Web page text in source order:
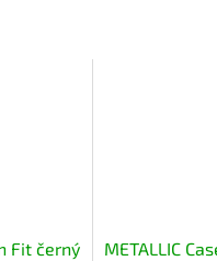
Fit černý
METALLIC